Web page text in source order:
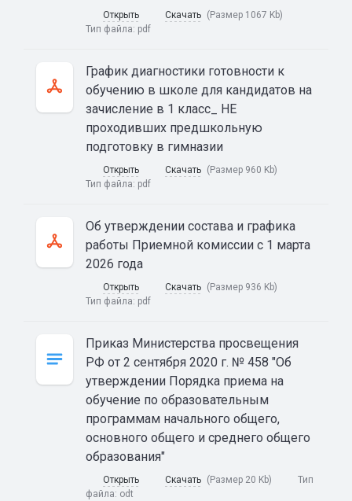
Открыть Скачать (Размер 1067 Kb)
Тип файла: pdf
График диагностики готовности к
обучению в школе для кандидатов на
зачисление в 1 класс_ НЕ
проходивших предшкольную
подготовку в гимназии
Открыть Скачать (Размер 960 Kb)
Тип файла: pdf
Об утверждении состава и графика
работы Приемной комиссии с 1 марта
2026 года
Открыть Скачать (Размер 936 Kb)
Тип файла: pdf
Приказ Министерства просвещения
РФ от 2 сентября 2020 г. № 458 "Об
утверждении Порядка приема на
обучение по образовательным
программам начального общего,
основного общего и среднего общего
образования"
Открыть Скачать (Размер 20 Kb)
Тип
файла: odt